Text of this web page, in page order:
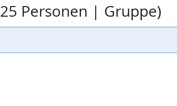
Personen | Gruppe)